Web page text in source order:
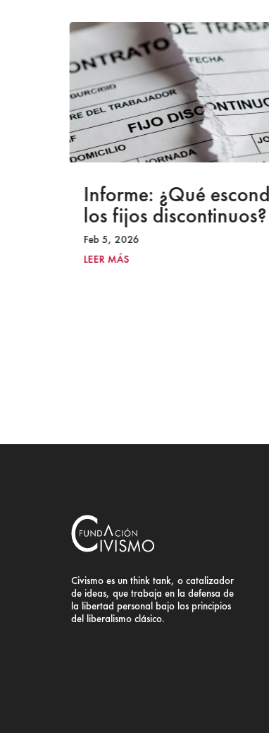
Informe: ¿Qué
los fijos discontinuos?
Feb 5, 2026
LEER MÁS
Civismo es un think tank, o catalizador
de ideas, que trabaja en la defensa de
la libertad personal bajo los principios
del liberalismo clásico.